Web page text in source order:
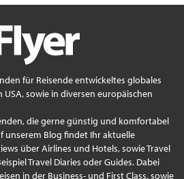
für Reisende entwickeltes globales
sowie in diversen europäischen
die gerne günstig und komfortabel
unserem Blog findet Ihr aktuelle
über Airlines und Hotels, sowie Travel
Travel Diaries oder Guides. Dabei
in der Business- und First Class, sowie